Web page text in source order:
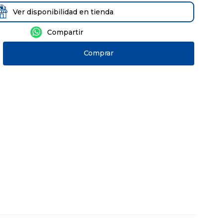
Ver disponibilidad en tienda
Comprar